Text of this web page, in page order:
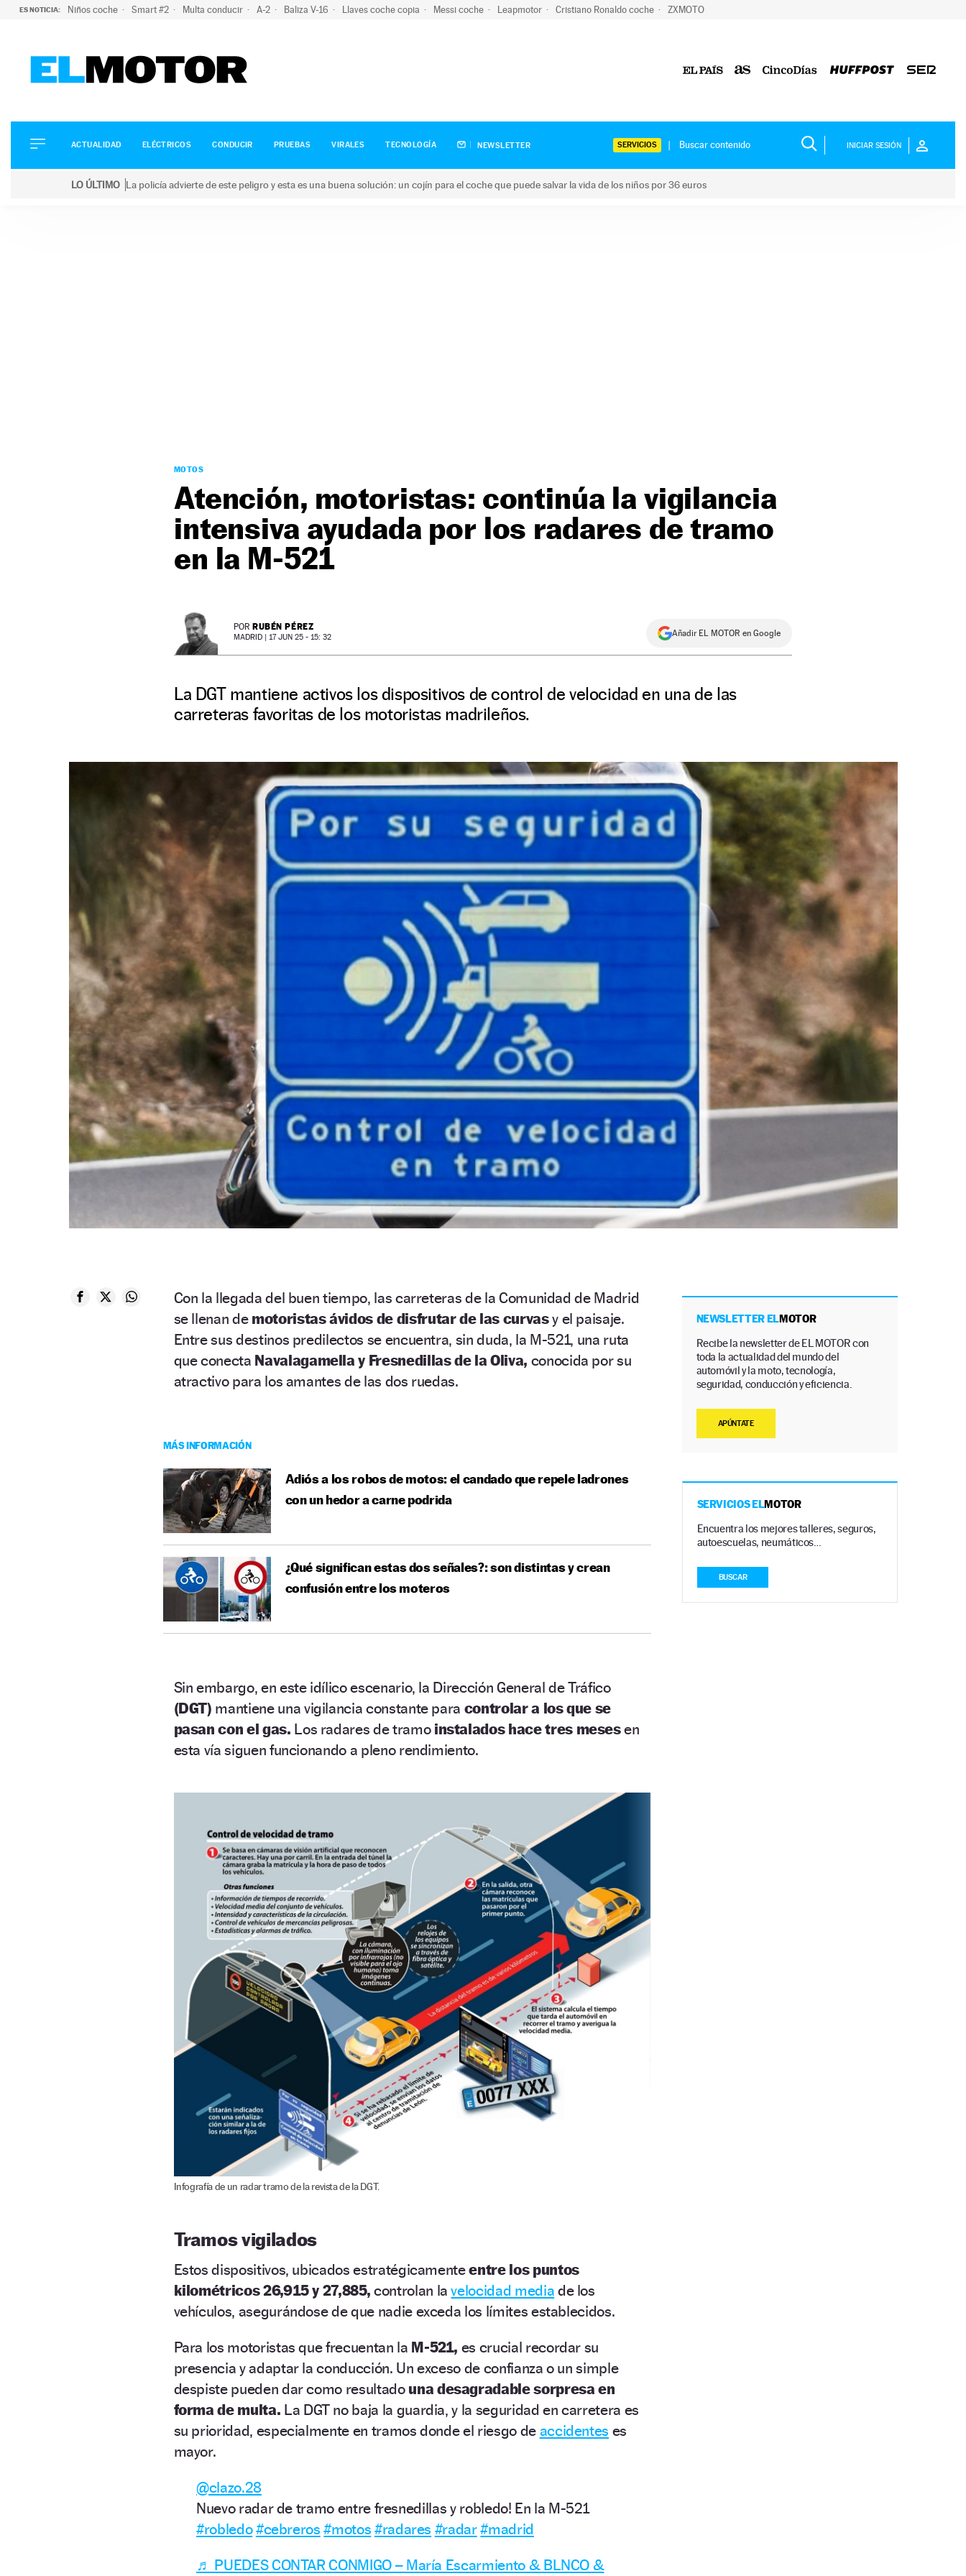
ES NOTICIA: Niños coche Smart #2 Multa conducir A-2 Baliza V-16 Llaves coche copia Messi coche Leapmotor Cristiano Ronaldo coche ZXMOTO
ELÉCTRICOS
CONDUCIR
ACTUALIDAD ELÉCTRICOS CONDUCIR PRUEBAS VIRALES TECNOLOGÍA NEWSLETTER SERVICIOS INICIAR SESIÓN
LO ÚLTIMO La policía advierte de este peligro y esta es una buena solución: un cojín para el coche que puede salvar la vida de los niños por 36 euros
MOTOS
Atención, motoristas: continúa la vigilancia
intensiva ayudada por los radares de tramo
en la M-521
POR RUBÉN PÉREZ
MADRID | 17 JUN 25 - 15: 32 Añadir EL MOTOR en Google
La DGT mantiene activos los dispositivos de control de velocidad en una de las
carreteras favoritas de los motoristas madrileños.
Con la llegada del buen tiempo, las carreteras de la Comunidad de Madrid
se llenan de motoristas ávidos de disfrutar de las curvasy el paisaje.
Entre sus destinos predilectos se encuentra, sin duda, la M-521, una ruta
que conecta Navalagamella y Fresnedillas de la Oliva, conocida por su
atractivo para los amantes de las dos ruedas.
MÁS INFORMACIÓN
Adiós a los robos de motos: el candado que repele ladrones
con un hedor a carne podrida
¿Qué significan estas dos señales?: son distintas y crean
confusión entre los moteros
Sin embargo, en este idílico escenario, la Dirección General de Tráfico
(DGT) mantiene una vigilancia constante para controlar a los que se
pasan con el gas. Los radares de tramo instalados hace tres mesesen
esta vía siguen funcionando a pleno rendimiento.
Infografía de un radar tramo de la revista de la DGT.
Tramos vigilados
Estos dispositivos, ubicados estratégicamenteentre los puntos
kilométricos 26,915 y 27,885, controlan lavelocidad media de los
vehículos, asegurándose de que nadie exceda los límites establecidos.
Para los motoristas que frecuentan la M-521, es crucial recordar su
presencia y adaptar la conducción. Un exceso de confianza o un simple
despiste pueden dar como resultado una desagradable sorpresa en
forma de multa. La DGT no baja la guardia, y la seguridad en carretera es
su prioridad, especialmente en tramos donde el riesgo de accidentes es
mayor.
@clazo.28
Nuevo radar de tramo entre fresnedillas y robledo! En la M-521
#robledo#cebreros #motos #radares #radar#madrid
♬ PUEDES CONTAR CONMIGO – María Escarmiento & BLNCO &
NEWSLETTER ELMOTOR
Recibe la newsletter de EL MOTOR con
toda la actualidad del mundo del
automóvil y la moto, tecnología,
seguridad, conducción y eficiencia.
APÚNTATE
SERVICIOS ELMOTOR
Encuentra los mejores talleres, seguros,
autoescuelas, neumáticos…
BUSCAR